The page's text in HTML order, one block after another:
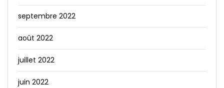
septembre 2022
août 2022
juillet 2022
juin 2022